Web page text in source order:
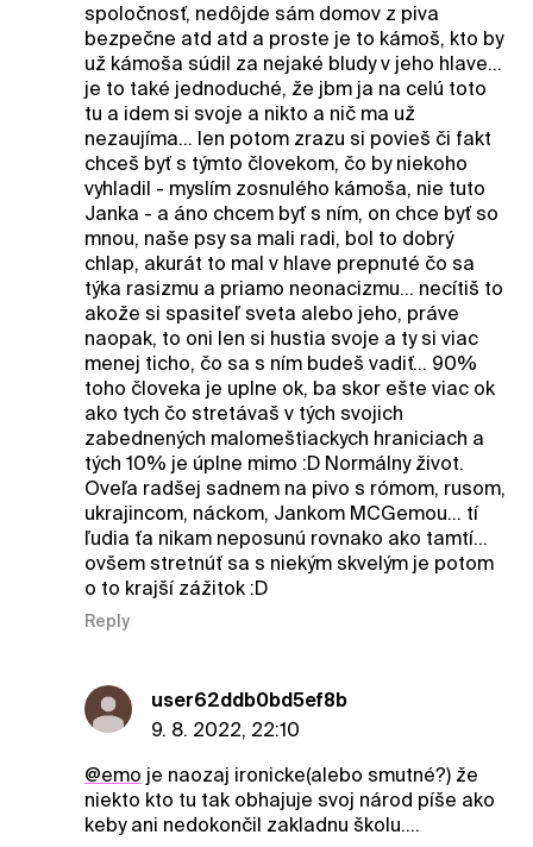
spoločnosť, nedôjde sám domov z piva
bezpečne atd atd a proste je to kámoš, kto by
už kámoša súdil za nejaké bludy v jeho hlave...
je to také jednoduché, že jbm ja na celú toto
tu a idem si svoje a nikto a nič ma už
nezaujíma... len potom zrazu si povieš či fakt
chceš byť s týmto človekom, čo by niekoho
vyhladil - myslím zosnulého kámoša, nie tuto
Janka - a áno chcem byť s ním, on chce byť so
mnou, naše psy sa mali radi, bol to dobrý
chlap, akurát to mal v hlave prepnuté čo sa
týka rasizmu a priamo neonacizmu... necítiš to
akože si spasiteľ sveta alebo jeho, práve
naopak, to oni len si hustia svoje a ty si viac
menej ticho, čo sa s ním budeš vadiť... 90%
toho človeka je uplne ok, ba skor ešte viac ok
ako tych čo stretávaš v tých svojich
zabednených malomeštiackych hraniciach a
tých 10% je úplne mimo :D Normálny život.
Oveľa radšej sadnem na pivo s rómom, rusom,
ukrajincom, náckom, Jankom MCGemou... tí
ľudia ťa nikam neposunú rovnako ako tamtí...
ovšem stretnúť sa s niekým skvelým je potom
o to krajší zážitok :D
Reply
user62ddb0bd5ef8b
9. 8. 2022, 22:10
@emo je naozaj ironicke(alebo smutné?) že
niekto kto tu tak obhajuje svoj národ píše ako
keby ani nedokončil zakladnu školu....